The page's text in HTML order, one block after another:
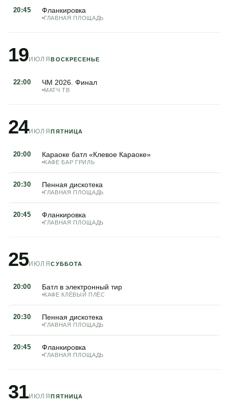
20:45 Фланкировка
ГЛАВНАЯ ПЛОЩАДЬ
19ИЮЛЯВОСКРЕСЕНЬЕ
22:00 ЧМ 2026. Финал
МАТЧ ТВ
24ИЮЛЯПЯТНИЦА
20:00 Караоке батл «Клевое Караоке»
КАФЕ БАР ГРИЛЬ
20:30 Пенная дискотека
ГЛАВНАЯ ПЛОЩАДЬ
20:45 Фланкировка
ГЛАВНАЯ ПЛОЩАДЬ
25ИЮЛЯСУББОТА
20:00 Батл в электронный тир
КАФЕ КЛЁВЫЙ ПЛЁС
20:30 Пенная дискотека
ГЛАВНАЯ ПЛОЩАДЬ
20:45 Фланкировка
ГЛАВНАЯ ПЛОЩАДЬ
31ИЮЛЯПЯТНИЦА